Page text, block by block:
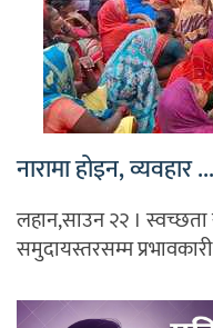
नारामा होइन, व्यवहार ...
लहान,साउन २२ ।
समुदायस्तरसम्म